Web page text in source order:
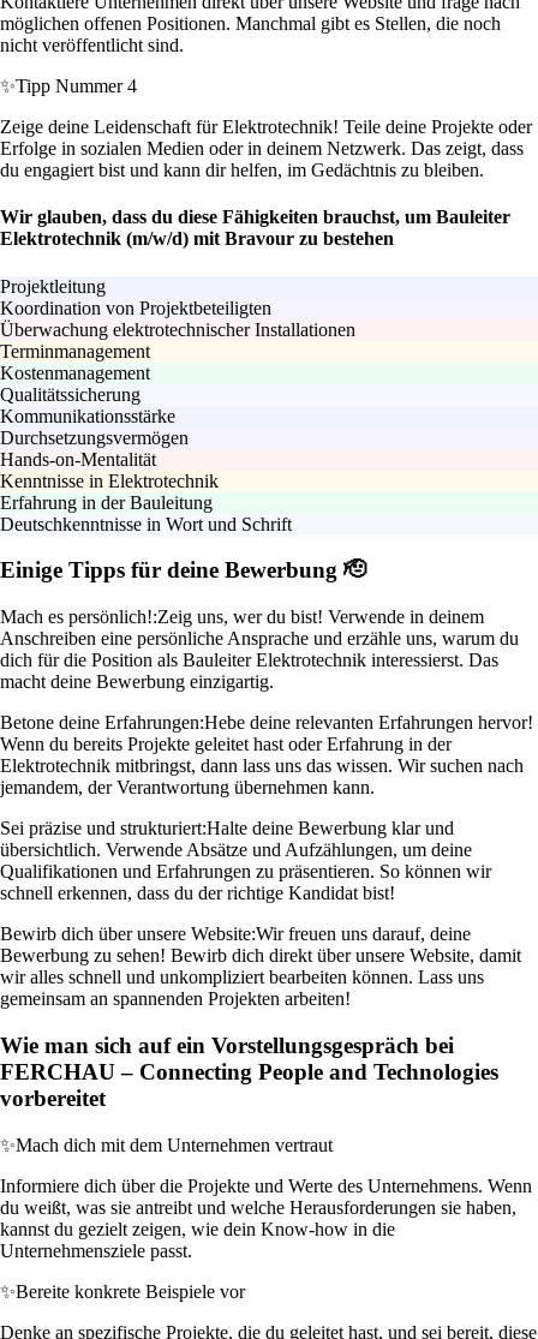
möglichen offenen Positionen. Manchmal gibt es Stellen, die noch
nicht veröffentlicht sind.
✨Tipp Nummer 4
Zeige deine Leidenschaft für Elektrotechnik! Teile deine Projekte oder
Erfolge in sozialen Medien oder in deinem Netzwerk. Das zeigt, dass
du engagiert bist und kann dir helfen, im Gedächtnis zu bleiben.
Wir glauben, dass du diese Fähigkeiten brauchst, um Bauleiter
Elektrotechnik (m/w/d) mit Bravour zu bestehen
Projektleitung
Koordination von Projektbeteiligten
Überwachung elektrotechnischer Installationen
Terminmanagement
Kostenmanagement
Qualitätssicherung
Kommunikationsstärke
Durchsetzungsvermögen
Hands-on-Mentalität
Kenntnisse in Elektrotechnik
Erfahrung in der Bauleitung
Deutschkenntnisse in Wort und Schrift
Einige Tipps für deine Bewerbung 🫡
Mach es persönlich!:Zeig uns, wer du bist! Verwende in deinem
Anschreiben eine persönliche Ansprache und erzähle uns, warum du
dich für die Position als Bauleiter Elektrotechnik interessierst. Das
macht deine Bewerbung einzigartig.
Betone deine Erfahrungen:Hebe deine relevanten Erfahrungen hervor!
Wenn du bereits Projekte geleitet hast oder Erfahrung in der
Elektrotechnik mitbringst, dann lass uns das wissen. Wir suchen nach
jemandem, der Verantwortung übernehmen kann.
Sei präzise und strukturiert:Halte deine Bewerbung klar und
übersichtlich. Verwende Absätze und Aufzählungen, um deine
Qualifikationen und Erfahrungen zu präsentieren. So können wir
schnell erkennen, dass du der richtige Kandidat bist!
Bewirb dich über unsere Website:Wir freuen uns darauf, deine
Bewerbung zu sehen! Bewirb dich direkt über unsere Website, damit
wir alles schnell und unkompliziert bearbeiten können. Lass uns
gemeinsam an spannenden Projekten arbeiten!
Wie man sich auf ein Vorstellungsgespräch bei
FERCHAU – Connecting People and Technologies
vorbereitet
✨Mach dich mit dem Unternehmen vertraut
Informiere dich über die Projekte und Werte des Unternehmens. Wenn
du weißt, was sie antreibt und welche Herausforderungen sie haben,
kannst du gezielt zeigen, wie dein Know-how in die
Unternehmensziele passt.
✨Bereite konkrete Beispiele vor
Denke an spezifische Projekte, die du geleitet hast, und sei bereit, diese